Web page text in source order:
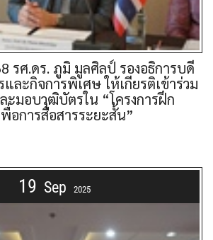
รศ.ดร. ภูมิ มูลศิลป์ รองอธิการบดี
ละกิจการพิเศษ ให้เกียรติเข้าร่วม
ะมอบวุฒิบัตรใน “โครงการฝึก
อการสื่อสารระยะสั้น”
19 Sep 2025